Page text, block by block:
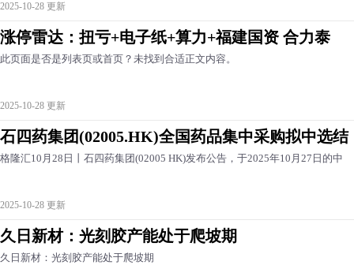
2025-10-28 更新
涨停雷达：扭亏+电子纸+算力+福建国资 合力泰
此页面是否是列表页或首页？未找到合适正文内容。
2025-10-28 更新
石四药集团(02005.HK)全国药品集中采购拟中选结
格隆汇10月28日丨石四药集团(02005 HK)发布公告，于2025年10月27日的中
2025-10-28 更新
久日新材：光刻胶产能处于爬坡期
久日新材：光刻胶产能处于爬坡期